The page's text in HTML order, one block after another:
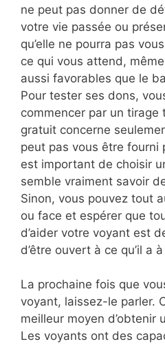
ne peut pas donner de
votre vie passée ou
qu’elle ne pourra pas
ce qui vous attend,
aussi favorables que le
Pour tester ses dons,
commencer par un
gratuit concerne
peut pas vous être fourni
est important de choisir
semble vraiment savoir
Sinon, vous pouvez tout
ou face et espérer que
d’aider votre voyant est
d’être ouvert à ce qu’il a
La prochaine fois que
voyant, laissez-le parler.
meilleur moyen d’obtenir
Les voyants ont des